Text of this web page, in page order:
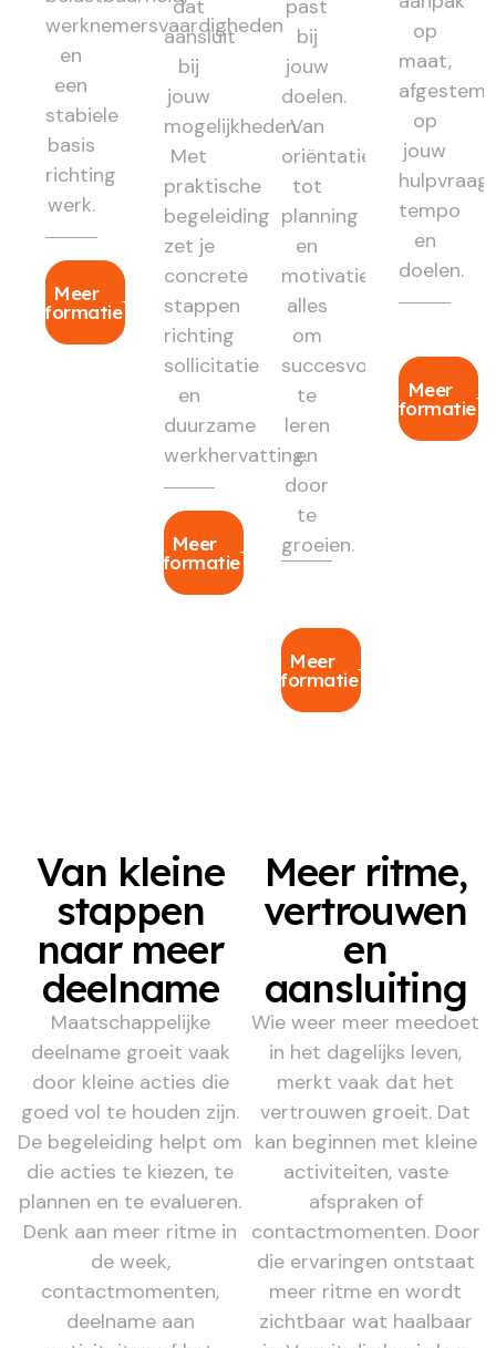
werknemersvaardigheden
en
een
stabiele
basis
richting
werk.
Meer
informatie
dat
aansluit
bij
jouw
mogelijkheden.
Met
praktische
begeleiding
zet je
concrete
stappen
richting
sollicitatie
en
duurzame
werkhervatting.
Meer
informatie
past
bij
jouw
doelen.
Van
oriëntatie
tot
planning
en
motivatie:
alles
om
succesvol
te
leren
en
door
te
groeien.
Meer
informatie
op
maat,
op
jouw
hulpvraag,
tempo
en
doelen.
Meer
informatie
Van kleine
stappen
naar meer
deelname
Maatschappelijke
deelname groeit vaak
door kleine acties die
goed vol te houden zijn.
De begeleiding helpt om
die acties te kiezen, te
plannen en te evalueren.
Denk aan meer ritme in
de week,
contactmomenten,
deelname aan
Meer ritme,
vertrouwen
en
aansluiting
Wie weer meer meedoet
in het dagelijks leven,
merkt vaak dat het
vertrouwen groeit. Dat
kan beginnen met kleine
activiteiten, vaste
afspraken of
contactmomenten. Door
die ervaringen ontstaat
meer ritme en wordt
zichtbaar wat haalbaar